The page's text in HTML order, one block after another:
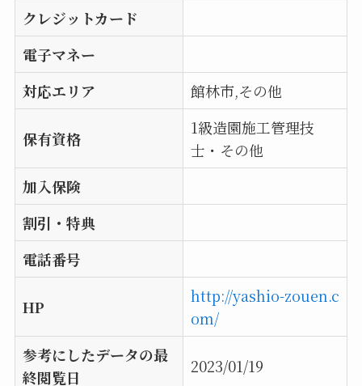
クレジットカード
電子マネー
対応エリア
館林市,その他
保有資格
1級造園施工管理技
士・その他
加入保険
割引・特典
電話番号
HP
http://yashio-zouen.c
om/
参考にしたデータの最
終閲覧日
2023/01/19